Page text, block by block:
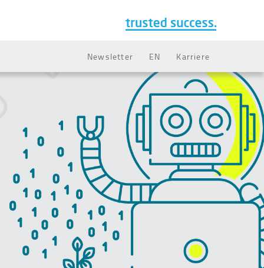
Newsletter EN Karriere